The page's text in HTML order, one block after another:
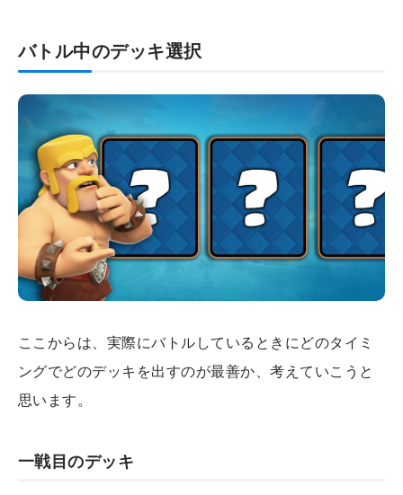
バトル中のデッキ選択
ここからは、実際にバトルしているときにどのタイミ
ングでどのデッキを出すのが最善か、考えていこうと
思います。
一戦目のデッキ